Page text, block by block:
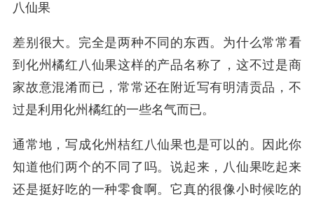
八仙果
差别很大。完全是两种不同的东西。为什么常常看
到化州橘红八仙果这样的产品名称了，这不过是商
家故意混淆而已，常常还在附近写有明清贡品，不
过是利用化州橘红的一些名气而已。
通常地，写成化州桔红八仙果也是可以的。因此你
知道他们两个的不同了吗。说起来，八仙果吃起来
还是挺好吃的一种零食啊。它真的很像小时候吃的